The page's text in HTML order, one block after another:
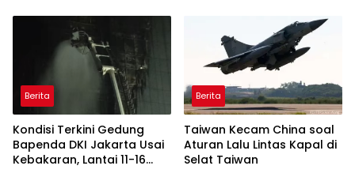
Berita
Kondisi Terkini Gedung
Bapenda DKI Jakarta Usai
Kebakaran, Lantai 11-16
Berita
Taiwan Kecam China soal
Aturan Lalu Lintas Kapal di
Selat Taiwan